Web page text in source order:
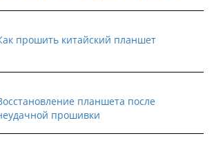
прошить китайский планшет
планшета после
прошивки